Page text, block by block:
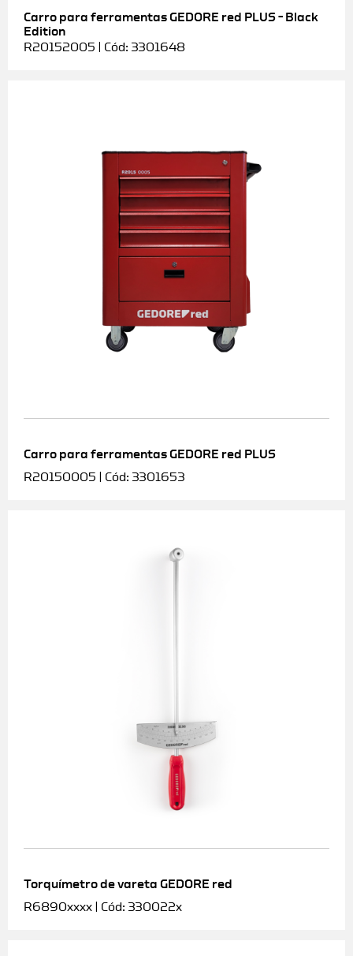
Carro para ferramentas GEDORE red PLUS – Black
Edition
R20152005 | Cód: 3301648
Carro para ferramentas GEDORE red PLUS
R20150005 | Cód: 3301653
Torquímetro de vareta GEDORE red
R6890xxxx | Cód: 330022x